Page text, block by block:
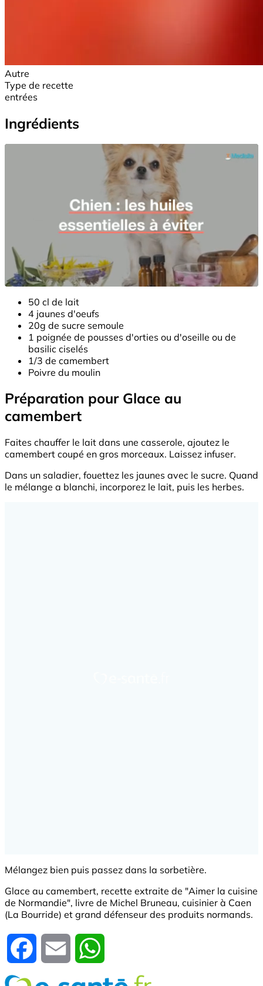
Autre
Type de recette
entrées
Ingrédients
50 cl de lait
4 jaunes d'oeufs
20g de sucre semoule
1 poignée de pousses d'orties ou d'oseille ou de
basilic ciselés
1/3 de camembert
Poivre du moulin
Préparation pour Glace au
camembert
Faites chauffer le lait dans une casserole, ajoutez le
camembert coupé en gros morceaux. Laissez infuser.
Dans un saladier, fouettez les jaunes avec le sucre. Quand
le mélange a blanchi, incorporez le lait, puis les herbes.
Mélangez bien puis passez dans la sorbetière.
Glace au camembert, recette extraite de "Aimer la cuisine
de Normandie", livre de Michel Bruneau, cuisinier à Caen
(La Bourride) et grand défenseur des produits normands.
Facebook Email